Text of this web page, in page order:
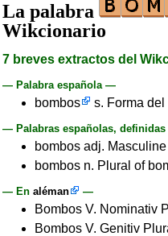
La palabra
Wikcionario
7 breves extractos del
— Palabra española —
bombos s. Forma
— Palabras españolas, definidas
bombos adj.
bombos n. Plural of
— En aléman —
Bombos V. Nominativ
Bombos V. Genitiv